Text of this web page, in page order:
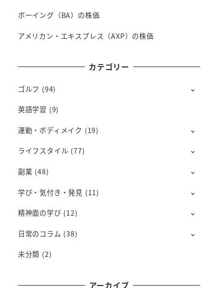
ボーイング（BA）の株価
アメリカン・エキスプレス（AXP）の株価
カテゴリー
ゴルフ (94)
英語学習 (9)
運動・ボディメイク (19)
ライフスタイル (77)
副業 (48)
学び・気付き・発見 (11)
精神面の学び (12)
日常のコラム (38)
未分類 (2)
アーカイブ